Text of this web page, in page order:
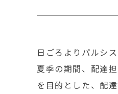
日ごろよりパルシ
夏季の期間、配達
を目的とした、配